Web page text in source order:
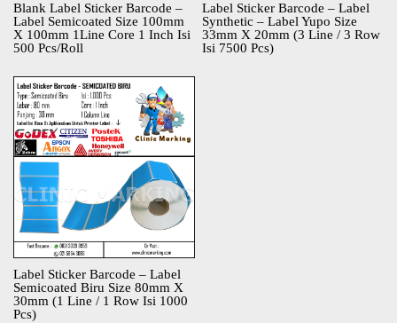
Blank Label Sticker Barcode –
Label Semicoated Size 100mm
X 100mm 1Line Core 1 Inch Isi
500 Pcs/Roll
Label Sticker Barcode – Label
Synthetic – Label Yupo Size
33mm X 20mm (3 Line / 3 Row
Isi 7500 Pcs)
Label Sticker Barcode – Label
Semicoated Biru Size 80mm X
30mm (1 Line / 1 Row Isi 1000
Pcs)